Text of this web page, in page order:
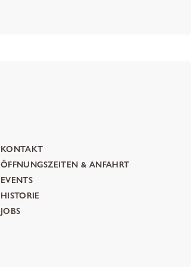
KONTAKT
ÖFFNUNGSZEITEN & ANFAHRT
EVENTS
HISTORIE
JOBS